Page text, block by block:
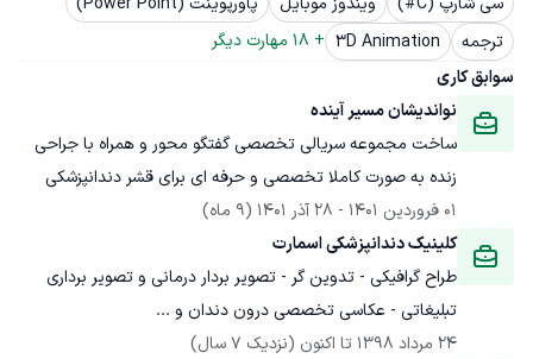
ترجمه
3D Animation
+
18 مهارت دیگر
سوابق کاری
نواندیشان مسیر آینده
ساخت مجموعه سریالی تخصصی گفتگو محور و همراه با جراحی
زنده به صورت کاملا تخصصی و حرفه ای برای قشر دندانپزشکی
01 فروردین 1401
- 28 آذر 1401
(9 ماه)
کلینیک دندانپزشکی اسمارت
طراح گرافیکی - تدوین گر - تصویر بردار درمانی و تصویر برداری
تبلیغاتی - عکاسی تخصصی درون دندان و ...
24 مرداد 1398
تا اکنون (نزدیک 7 سال)